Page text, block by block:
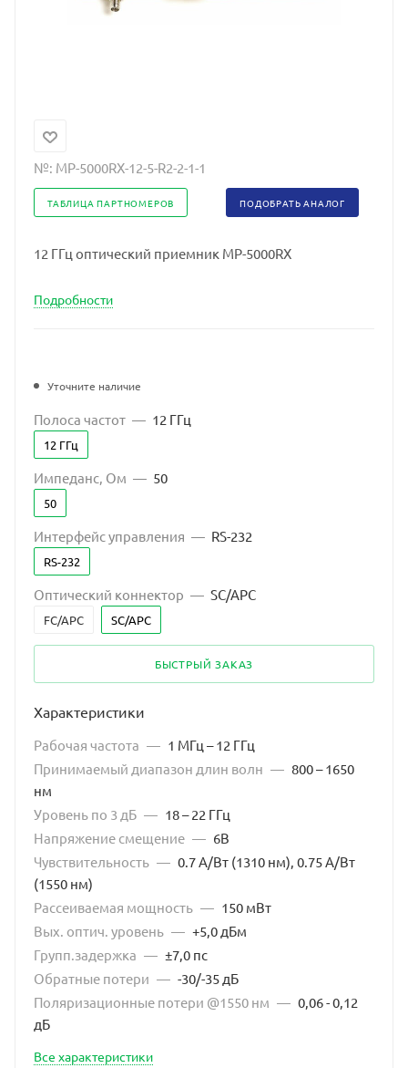
№: MP-5000RX-12-5-R2-2-1-1
ТАБЛИЦА ПАРТНОМЕРОВ ПОДОБРАТЬ АНАЛОГ
12 ГГц оптический приемник MP-5000RX
Подробности
Уточните наличие
Полоса частот — 12 ГГц
12 ГГц
Импеданс, Ом — 50
50
Интерфейс управления — RS-232
RS-232
Оптический коннектор — SC/APC
FC/APC SC/APC
БЫСТРЫЙ ЗАКАЗ
Характеристики
Рабочая частота — 1 МГц – 12 ГГц
Принимаемый диапазон длин волн — 800 – 1650
нм
Уровень по 3 дБ — 18 – 22 ГГц
Напряжение смещение — 6В
Чувствительность — 0.7 А/Вт (1310 нм), 0.75 А/Вт
(1550 нм)
Рассеиваемая мощность — 150 мВт
Вых. оптич. уровень — +5,0 дБм
Групп.задержка — ±7,0 пс
Обратные потери — -30/-35 дБ
Поляризационные потери @1550 нм — 0,06 - 0,12
дБ
Все характеристики